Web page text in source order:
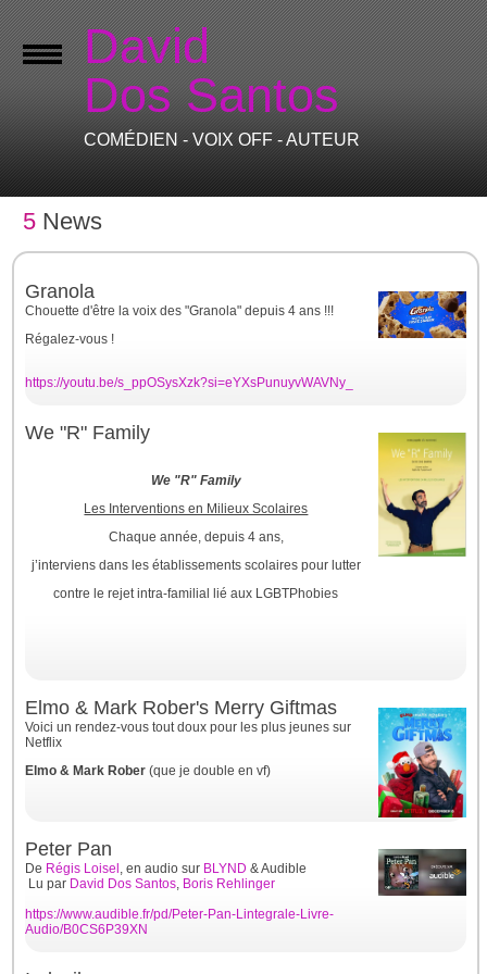
David
Dos Santos
COMÉDIEN - VOIX OFF - AUTEUR
5 News
Granola
Chouette d'être la voix des "Granola" depuis 4 ans !!!
Régalez-vous !
https://youtu.be/s_ppOSysXzk?si=eYXsPunuyvWAVNy_
We "R" Family
We "R" Family
Les Interventions en Milieux Scolaires
Chaque année, depuis 4 ans,
j’interviens dans les établissements scolaires pour lutter
contre le rejet intra-familial lié aux LGBTPhobies
Elmo & Mark Rober's Merry Giftmas
Voici un rendez-vous tout doux pour les plus jeunes sur
Netflix
Elmo & Mark Rober(que je double en vf)
Peter Pan
De Régis Loisel , en audio sur BLYND & Audible
Lu par David Dos Santos, Boris Rehlinger
https://www.audible.fr/pd/Peter-Pan-Lintegrale-Livre-
Audio/B0CS6P39XN